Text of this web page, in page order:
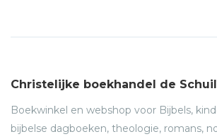
Christelijke boekhandel de
Boekwinkel en webshop voor Bijbels,
bijbelse dagboeken, theologie, romans,